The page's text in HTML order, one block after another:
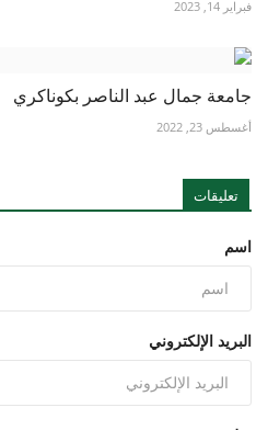
فبراير 14, 2023
جامعة جمال عبد الناصر بكوناكري
أغسطس 23, 2022
تعليقات
اسم
البريد الإلكتروني